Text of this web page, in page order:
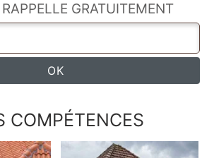
GRATUITEMENT
COMPÉTENCES